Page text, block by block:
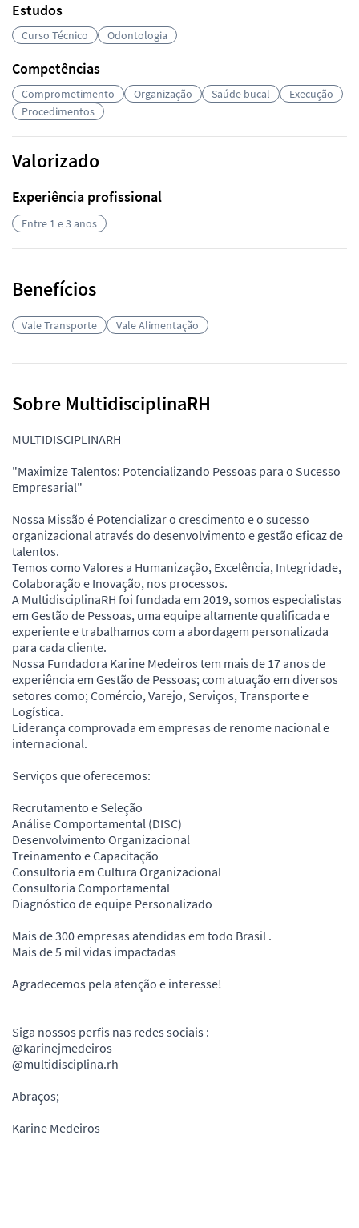
Estudos
Curso Técnico Odontologia
Competências
Comprometimento Organização Saúde bucal
Execução
Procedimentos
Valorizado
Experiência profissional
Entre 1 e 3 anos
Benefícios
Vale Transporte Vale Alimentação
Sobre MultidisciplinaRH
MULTIDISCIPLINARH
"Maximize Talentos: Potencializando Pessoas para o Sucesso
Empresarial"
Nossa Missão é Potencializar o crescimento e o sucesso
organizacional através do desenvolvimento e gestão eficaz de
talentos.
Temos como Valores a Humanização, Excelência, Integridade,
Colaboração e Inovação, nos processos.
A MultidisciplinaRH foi fundada em 2019, somos especialistas
em Gestão de Pessoas, uma equipe altamente qualificada e
experiente e trabalhamos com a abordagem personalizada
para cada cliente.
Nossa Fundadora Karine Medeiros tem mais de 17 anos de
experiência em Gestão de Pessoas; com atuação em diversos
setores como; Comércio, Varejo, Serviços, Transporte e
Logística.
Liderança comprovada em empresas de renome nacional e
internacional.
Serviços que oferecemos:
Recrutamento e Seleção
Análise Comportamental (DISC)
Desenvolvimento Organizacional
Treinamento e Capacitação
Consultoria em Cultura Organizacional
Consultoria Comportamental
Diagnóstico de equipe Personalizado
Mais de 300 empresas atendidas em todo Brasil .
Mais de 5 mil vidas impactadas
Agradecemos pela atenção e interesse!
Siga nossos perfis nas redes sociais :
@karinejmedeiros
@multidisciplina.rh
Abraços;
Karine Medeiros